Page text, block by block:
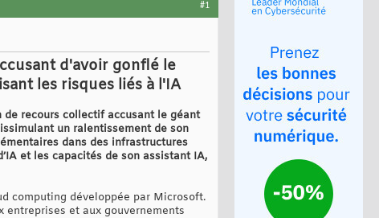
#1
d'avoir gonflé le
les risques liés à l'IA
recours collectif accusant le géant
un ralentissement de son
dans des infrastructures
et les capacités de son assistant IA,
computing développée par Microsoft.
et aux gouvernements